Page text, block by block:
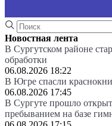
Новостная лента
В Сургутском районе
обработки
06.08.2026 18:22
В Югре спасли
06.08.2026 17:45
В Сургуте прошло
пребыванием на базе